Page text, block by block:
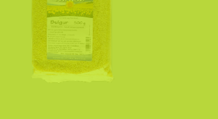
Egy felhasználó
megtekintette a